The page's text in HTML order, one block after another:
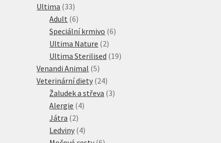
Ultima 3333
produktů
Adult 66
produktů
Speciální krmivo 66
Ultima Nature 22
produkty
Ultima Sterilised 1919
Venandi Animal 55
produktů
Veterinární diety 2424
produktů
Žaludek a střeva 33
Alergie 44
Játra 22
produkty
Ledviny 44